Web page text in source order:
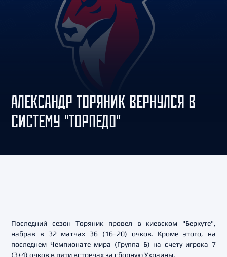
АЛЕКСАНДР ТОРЯНИК ВЕРНУЛСЯ В
СИСТЕМУ "ТОРПЕДО"
Последний сезон Торяник провел в киевском "Беркуте",
набрав в 32 матчах 36 (16+20) очков. Кроме этого, на
последнем Чемпионате мира (Группа Б) на счету игрока 7
(3+4) очков в пяти встречах за сборную Украины.